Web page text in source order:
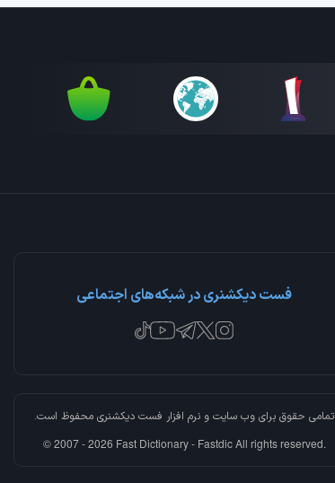
فست دیکشنری در شبکه‌های اجتماعی
تمامی حقوق برای وب سایت و نرم افزار فست دیکشنریمحفوظ است.
© 2007 - 2026 Fast Dictionary - Fastdic All rights reserved.